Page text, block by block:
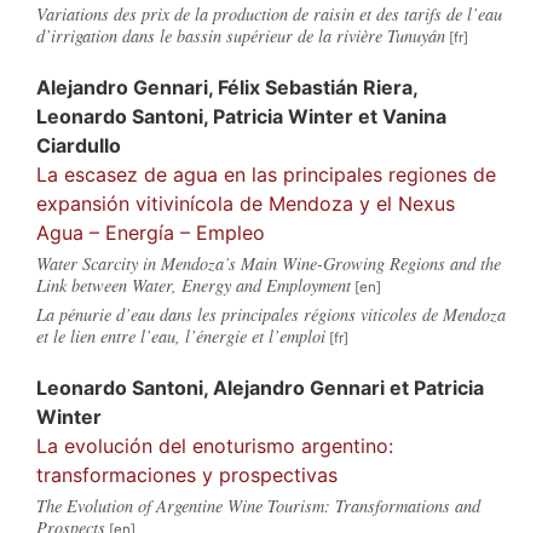
Variations des prix de la production de raisin et des tarifs de l’eau
d’irrigation dans le bassin supérieur de la rivière Tunuyán
Alejandro Gennari, Félix Sebastián Riera,
Leonardo Santoni, Patricia Winter et Vanina
Ciardullo
La escasez de agua en las principales regiones de
expansión vitivinícola de Mendoza y el Nexus
Agua – Energía – Empleo
Water Scarcity in Mendoza’s Main Wine-Growing Regions and the
Link between Water, Energy and Employment
La pénurie d’eau dans les principales régions viticoles de Mendoza
et le lien entre l’eau, l’énergie et l’emploi
Leonardo Santoni, Alejandro Gennari et Patricia
Winter
La evolución del enoturismo argentino:
transformaciones y prospectivas
The Evolution of Argentine Wine Tourism: Transformations and
Prospects